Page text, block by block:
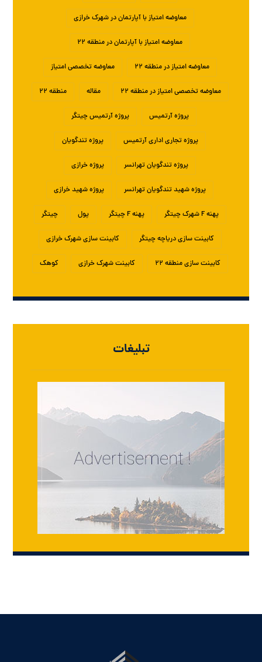
معاوضه امتیاز با آپارتمان در شهرک خرازی
معاوضه امتیاز با آپارتمان در منطقه ۲۲
معاوضه امتیاز در منطقه ۲۲ معاوضه تخصصی امتیاز
معاوضه تخصصی امتیاز در منطقه ۲۲ مقاله منطقه ۲۲
پروژه آرتمیس پروژه آرتمیس چیتگر
پروژه تجاری اداری آرتمیس پروژه تندگویان
پروژه تندگویان تهرانسر پروژه خرازی
پروژه شهید تندگویان تهرانسر پروژه شهید خرازی
پهنه F شهرک چیتگر پهنه F چیتگر پول چیتگر
کابینت سازی دریاچه چیتگر کابینت سازی شهرک خرازی
کابینت سازی منطقه ۲۲ کابینت شهرک خرازی کوهک
تبلیغات